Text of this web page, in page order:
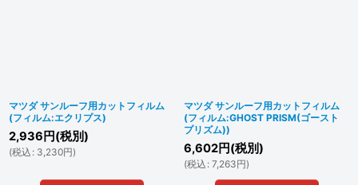
マツダ サンルーフ用カットフィルム
(フィルム:エクリプス)
2,936 円(税別)
(税込 : 3,230円)
マツダ サンルーフ用カットフィルム
(フィルム:GHOST PRISM(ゴースト
プリズム))
6,602円(税別)
(税込 : 7,263円)